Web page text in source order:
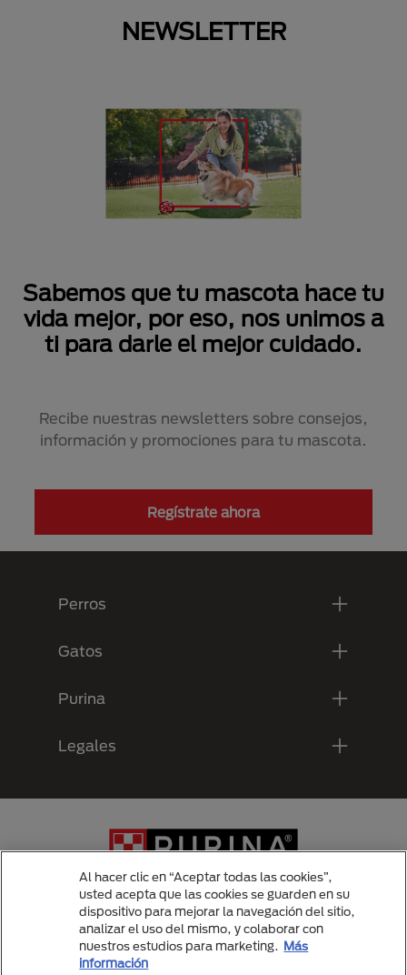
NEWSLETTER
Sabemos que tu mascota hace tu
vida mejor, por eso, nos unimos a
ti para darle el mejor cuidado.
Recibe nuestras newsletters sobre consejos,
información y promociones para tu mascota.
Regístrate ahora
Perros
Gatos
Purina
Legales
Menu Footer Secundario Purina
Al hacer clic en “Aceptar todas las cookies”,
usted acepta que las cookies se guarden en su
dispositivo para mejorar la navegación del sitio,
analizar el uso del mismo, y colaborar con
nuestros estudios para marketing. Más
información